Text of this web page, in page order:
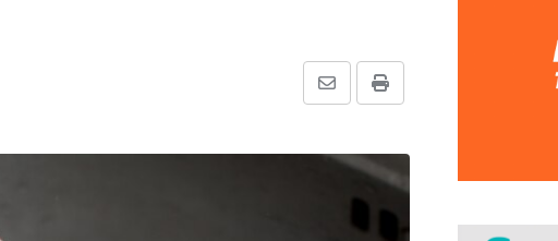
Print
Share
Email